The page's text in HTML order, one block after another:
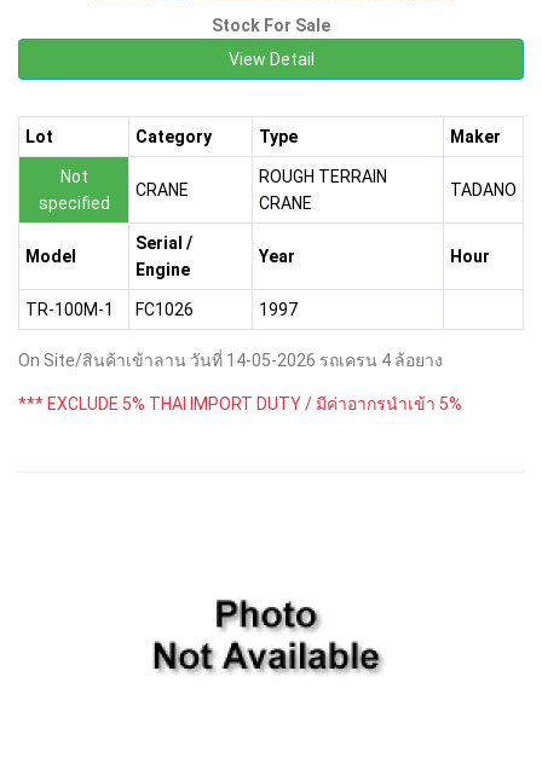
Stock For Sale
View Detail
Lot Category Type Maker
Not
specified
CRANE
ROUGH TERRAIN
CRANE
TADANO
Model
Serial /
Engine
Year Hour
TR-100M-1 FC1026 1997
On Site/สินค้าเข้าลาน วันที่ 14-05-2026 รถเครน 4 ล้อยาง
*** EXCLUDE 5% THAI IMPORT DUTY / มีค่าอากรนำเข้า 5%